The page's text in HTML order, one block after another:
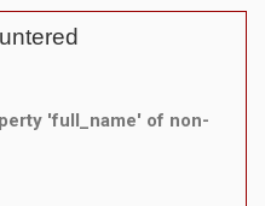
'full_name' of non-